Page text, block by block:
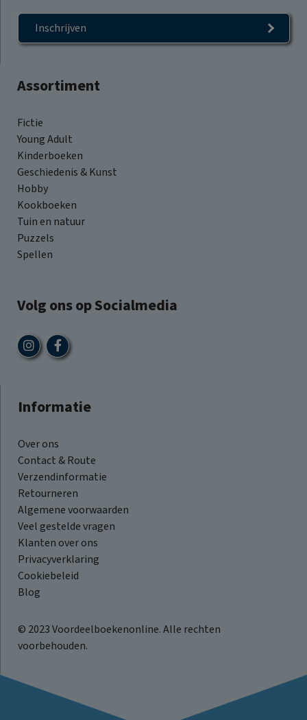
Assortiment
Fictie
Young Adult
Kinderboeken
Geschiedenis & Kunst
Hobby
Kookboeken
Tuin en natuur
Puzzels
Spellen
Volg ons op Socialmedia
Informatie
Over ons
Contact & Route
Verzendinformatie
Retourneren
Algemene voorwaarden
Veel gestelde vragen
Klanten over ons
Privacyverklaring
Cookiebeleid
Blog
© 2023 Voordeelboekenonline. Alle rechten
voorbehouden.
Inschrijven